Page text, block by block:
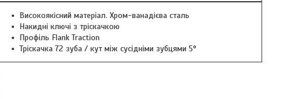
Високоякісний матеріал. Хром-ванадієва сталь
Накидні ключі з тріскачкою
Профіль Flank Traction
Тріскачка 72 зуба / кут між сусідніми зубцями 5°